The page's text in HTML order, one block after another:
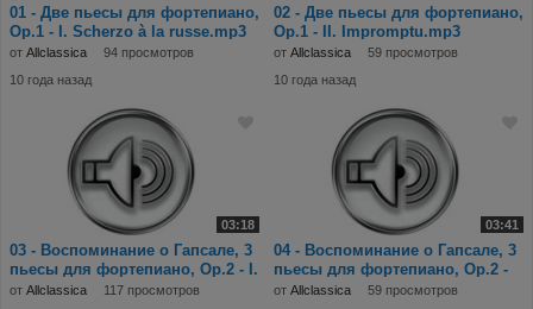
01 - Две пьесы для фортепиано,
Op.1 - I. Scherzo à la russe.mp3
от Allclassica
94 просмотров
10 года назад
02 - Две пьесы для фортепиано,
Op.1 - II. Impromptu.mp3
от Allclassica
59 просмотров
10 года назад
03:18
03 - Воспоминание о Гапсале, 3
пьесы для фортепиано, Op.2 - I.
Ruines
от Allclassica
117 просмотров
03:41
04 - Воспоминание о Гапсале, 3
пьесы для фортепиано, Op.2 -
II. Scherz
от Allclassica
59 просмотров